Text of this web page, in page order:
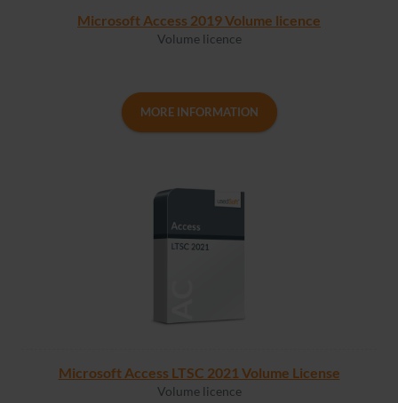
Microsoft Access 2019 Volume licence
Volume licence
MORE INFORMATION
Microsoft Access LTSC 2021 Volume License
Volume licence